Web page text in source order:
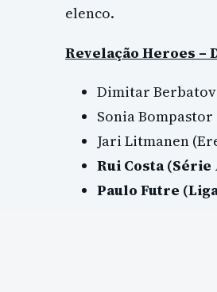
elenco.
Revelação Heroes –
Dimitar
Sonia Bompastor
Jari Litmanen
Rui Costa (Série
Paulo Futre